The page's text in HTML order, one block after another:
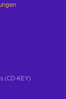
(CD-KEY)